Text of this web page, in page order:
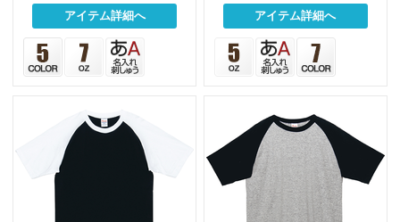
アイテム詳細へ アイテム詳細へ